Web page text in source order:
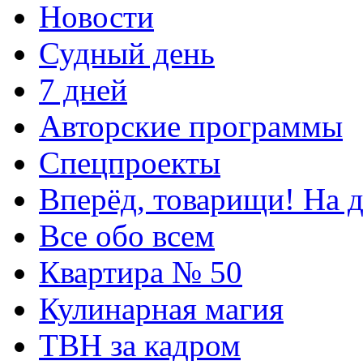
Новости
Судный день
7 дней
Авторские программы
Спецпроекты
Вперёд, товарищи! На
Все обо всем
Квартира № 50
Кулинарная магия
ТВН за кадром